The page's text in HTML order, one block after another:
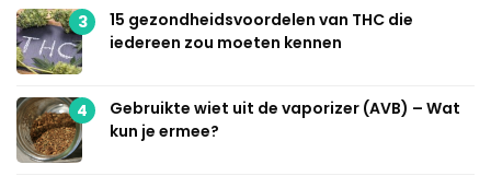
3
15 gezondheidsvoordelen van THC die
iedereen zou moeten kennen
4
Gebruikte wiet uit de vaporizer (AVB) – Wat
kun je ermee?